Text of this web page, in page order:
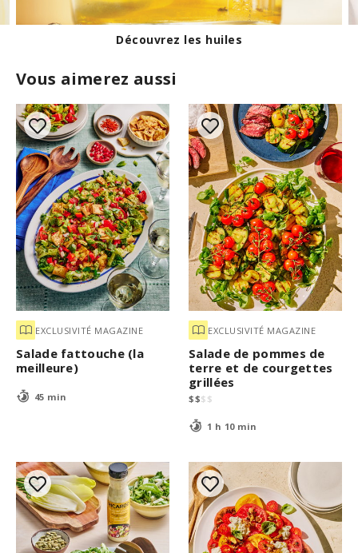
Technique de cuisson d'un oeuf dur
Vous aimerez aussi
EXCLUSIVITÉ MAGAZINE
Salade fattouche (la
meilleure)
45 min
EXCLUSIVITÉ MAGAZINE
Salade de pommes de
terre et de courgettes
grillées
$$$ $
1 h 10 min